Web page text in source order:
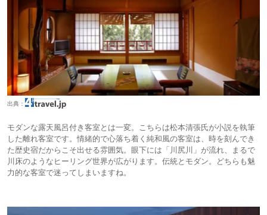
出典：
モダンな露天風呂付き客室とは一変。こちらは松本清張氏が小説を執筆
した離れ客室です。情緒的で心落ち着く純和風の客室は、時を刻んでき
た歴史宿だからこそ出せる雰囲気。眼下には「川尻川」が流れ、まるで
川床のようなヒーリング世界が広がります。伝統とモダン。どちらも魅
力的な客室で迷ってしまいますね。